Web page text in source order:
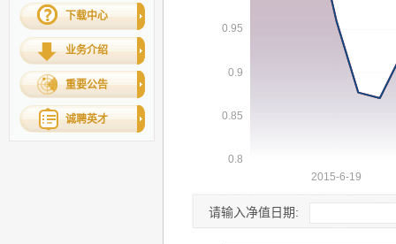
下载中心
业务介绍
重要公告
诚聘英才
请输入净值日期: